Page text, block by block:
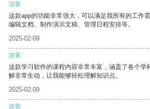
游客
这款app的功能非常强大，可以满足我所有的工作
编辑文档、制作演示文稿、管理日程安排等。
2025-02-09
游客
这款学习软件的课程内容非常丰富，涵盖了各个学
解非常生动，让我能够轻松理解知识点。
2025-02-09
游客